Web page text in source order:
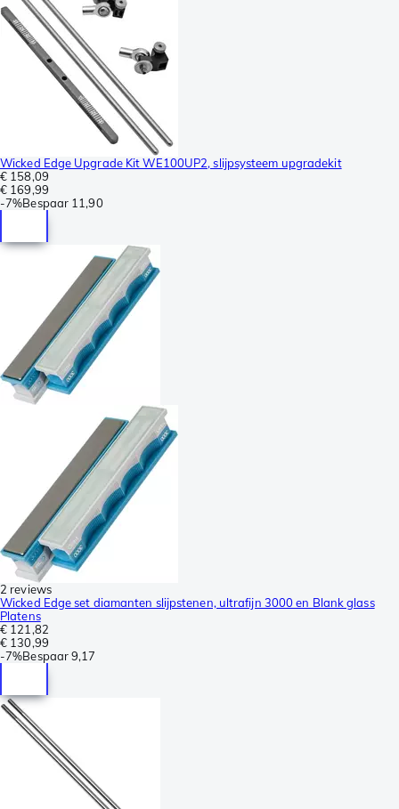
Wicked Edge Upgrade Kit WE100UP2, slijpsysteem upgradekit
€ 158,09
€ 169,99
-7%Bespaar 11,90
2 reviews
Wicked Edge set diamanten slijpstenen, ultrafijn 3000 en Blank glass
Platens
€ 121,82
€ 130,99
-7%Bespaar9,17